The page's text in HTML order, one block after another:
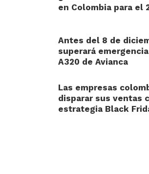
en Colombia para el
Antes del 8 de
superará
A320 de Avianca
Las empresas
disparar sus ventas
estrategia Black